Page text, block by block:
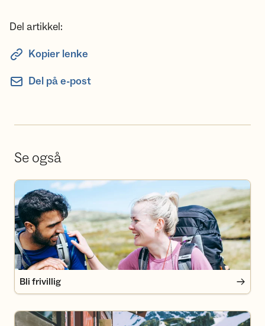
Del artikkel:
Kopier lenke
Del på e-post
Se også
Bli frivillig
Bli frivillig
Bli medlem